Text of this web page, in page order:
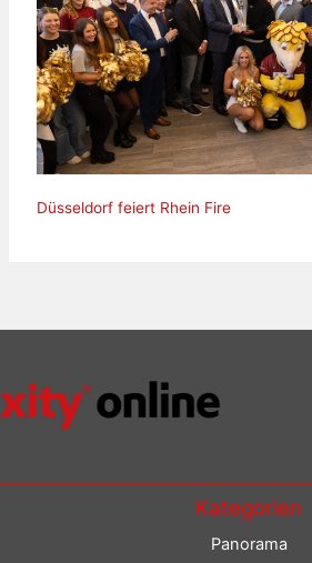
Düsseldorf feiert Rhein Fire
Kategorien
Panorama